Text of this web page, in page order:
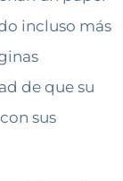
incluso más
de que su
sus